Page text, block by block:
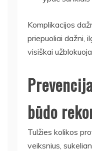
Komplikacijos
priepuoliai dažni,
visiškai
būdo
Tulžies kolikos
veiksnius,